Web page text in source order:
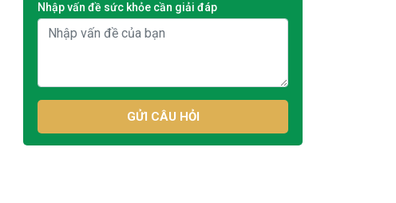
Nhập vấn đề sức khỏe cần giải đáp
GỬI CÂU HỎI